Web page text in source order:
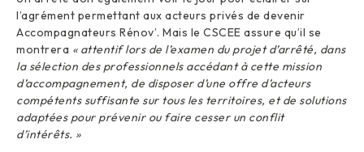
l’agrément permettant aux acteurs privés de devenir
Accompagnateurs Rénov’. Mais le CSCEE assure qu’il se
montrera « attentif lors de l’examen du projet d’arrêté, dans
la sélection des professionnels accédant à cette mission
d’accompagnement, de disposer d’une offre d’acteurs
compétents suffisante sur tous les territoires, et de solutions
adaptées pour prévenir ou faire cesser un conflit
d’intérêts. »